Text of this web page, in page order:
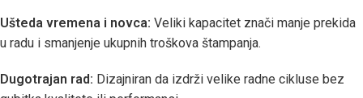
Ušteda vremena i novca: Veliki kapacitet znači manje prekida
u radu i smanjenje ukupnih troškova štampanja.
Dugotrajan rad: Dizajniran da izdrži velike radne cikluse bez